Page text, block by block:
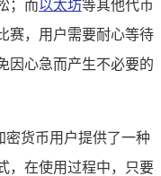
；而以太坊等其他代币
赛，用户需要耐心等待
因心急而产生不必要的
密货币用户提供了一种
，在使用过程中，只要